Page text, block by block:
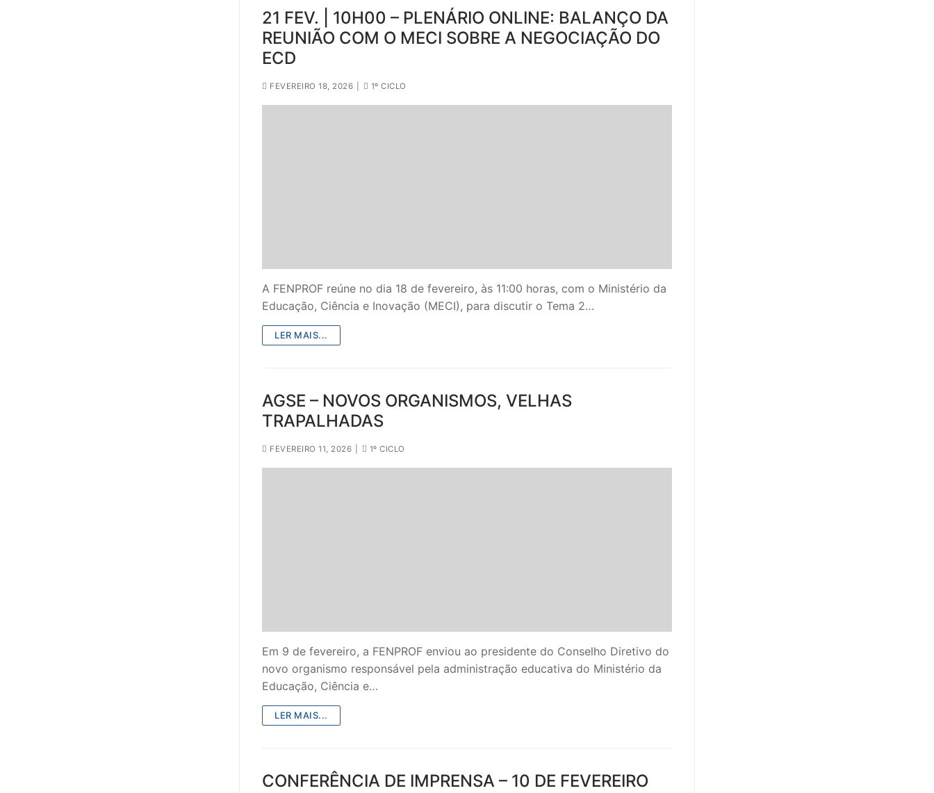
21 FEV. | 10H00 – PLENÁRIO ONLINE: BALANÇO DA
REUNIÃO COM O MECI SOBRE A NEGOCIAÇÃO DO
ECD
FEVEREIRO 18, 2026 1º CICLO
A FENPROF reúne no dia 18 de fevereiro, às 11:00 horas, com o Ministério da
Educação, Ciência e Inovação (MECI), para discutir o Tema 2…
LER MAIS...
AGSE – NOVOS ORGANISMOS, VELHAS
TRAPALHADAS
FEVEREIRO 11, 2026 1º CICLO
Em 9 de fevereiro, a FENPROF enviou ao presidente do Conselho Diretivo do
novo organismo responsável pela administração educativa do Ministério da
Educação, Ciência e…
LER MAIS...
CONFERÊNCIA DE IMPRENSA – 10 DE FEVEREIRO